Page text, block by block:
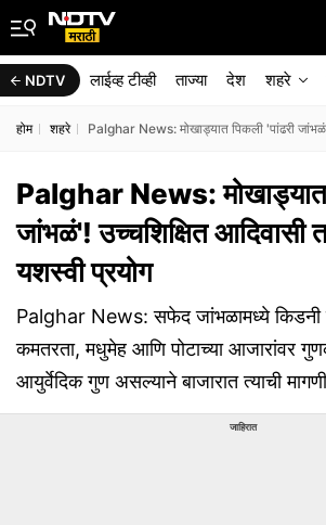
NDTV लाईव्ह टीव्ही ताज्या देश शहरे
होम शहरे Palghar News: मोखाड्यात पिकली 'पांढरी
Palghar News: मोखाड्यात
जांभळं'! उच्चशिक्षित आदिवासी
यशस्वी प्रयोग
Palghar News: सफेद जांभळामध्ये किडनी
कमतरता, मधुमेह आणि पोटाच्या आजारांवर
आयुर्वेदिक गुण असल्याने बाजारात त्याची
जाहिरात